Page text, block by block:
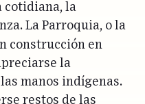
cotidiana, la
La Parroquia, o la
construcción en
la
manos indígenas.
restos de las